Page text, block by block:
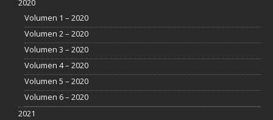
2020
Volumen 1 – 2020
Volumen 2 – 2020
Volumen 3 – 2020
Volumen 4 – 2020
Volumen 5 – 2020
Volumen 6 – 2020
2021